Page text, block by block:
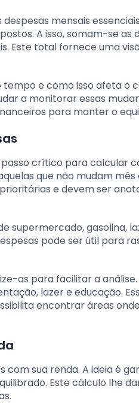
mensais
A isso, somam-se as
Este total fornece uma
e como isso afeta o
a monitorar essas
para manter o
crítico para calcular
que não mudam
e devem ser
supermercado, gasolina,
pode ser útil para
as para facilitar a
lazer e educação.
encontrar áreas
sua renda. A ideia é
Este cálculo lhe